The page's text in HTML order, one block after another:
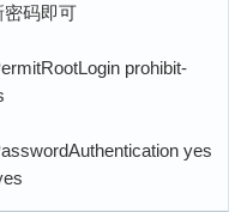
密码即可
prohibit-
yes